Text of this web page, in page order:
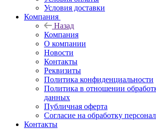
Условия доставки
Компания
Назад
Компания
О компании
Новости
Контакты
Реквизиты
Политика конфиденциальности
Политика в отношении
данных
Публичная оферта
Согласие на обработку
Контакты